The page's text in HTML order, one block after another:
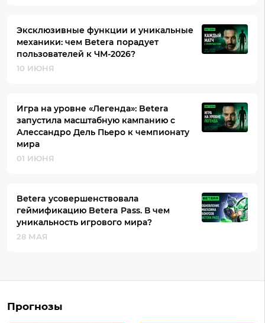
Эксклюзивные функции и уникальные
механики: чем Betera порадует
пользователей к ЧМ-2026?
10 ИЮНЯ
Игра на уровне «Легенда»: Betera
запустила масштабную кампанию с
Алессандро Дель Пьеро к чемпионату
мира
01 ИЮНЯ
Betera усовершенствовала
геймификацию Betera Pass. В чем
уникальность игрового мира?
28 МАЯ
Прогнозы